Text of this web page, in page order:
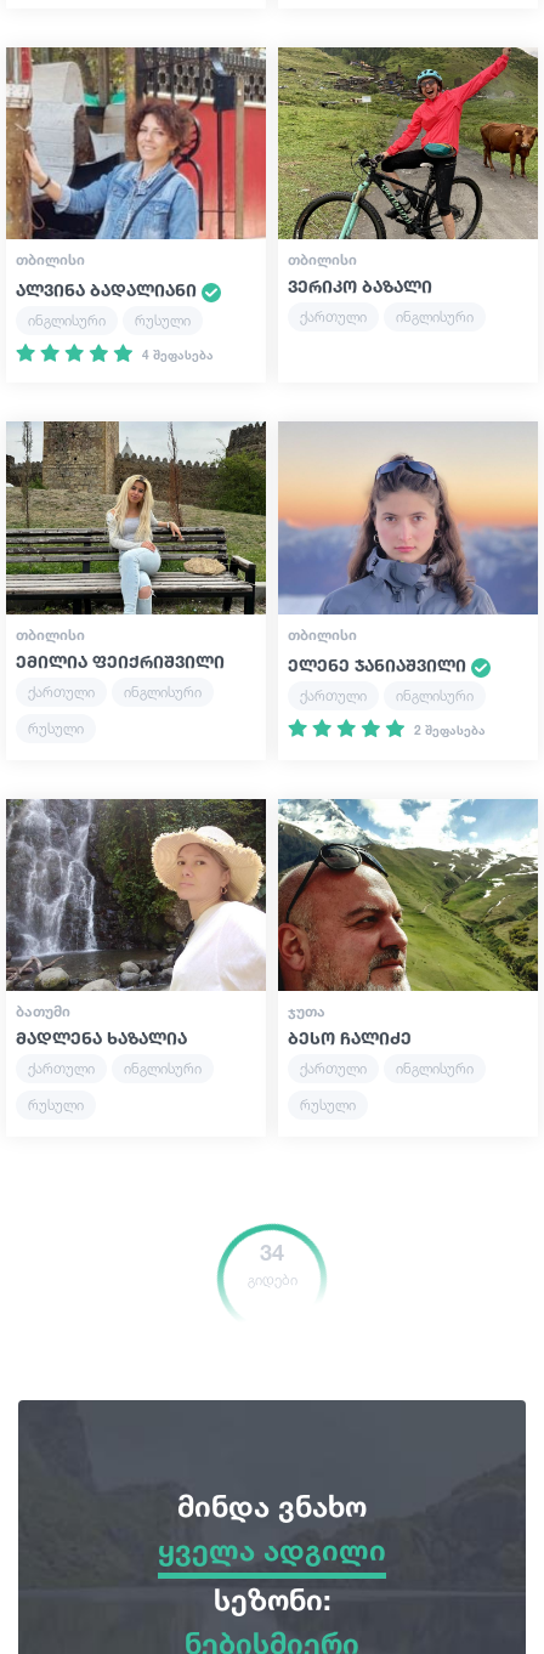
ᲗᲑᲘᲚᲘᲡᲘ
ალვინა ბადალიანი
ინგლისური რუსული
4 შეფასება
ᲗᲑᲘᲚᲘᲡᲘ
ვერიკო ბაზალი
ქართული ინგლისური
ᲗᲑᲘᲚᲘᲡᲘ
ემილია ფეიქრიშვილი
ქართული
ინგლისური
რუსული
ᲗᲑᲘᲚᲘᲡᲘ
ელენე ჯანიაშვილი
ქართული ინგლისური
2 შეფასება
ᲑᲐᲗᲣᲛᲘ
მადლენა ხაზალია
ქართული
ინგლისური
რუსული
ᲯᲣᲗᲐ
ბესო ჩალიძე
ქართული
ინგლისური
რუსული
34
გიდები
მინდა ვნახო
ყველა ადგილი
ყველა ადგილი
სეზონი:
ნებისმიერი